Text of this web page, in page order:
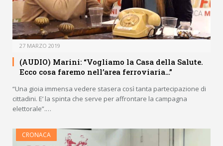
27 MARZO 2019
(AUDIO) Marini: “Vogliamo la Casa della Salute.
Ecco cosa faremo nell’area ferroviaria…”
“Una gioia immensa vedere stasera così tanta partecipazione di
cittadini. E’ la spinta che serve per affrontare la campagna
elettorale”.…
CRONACA